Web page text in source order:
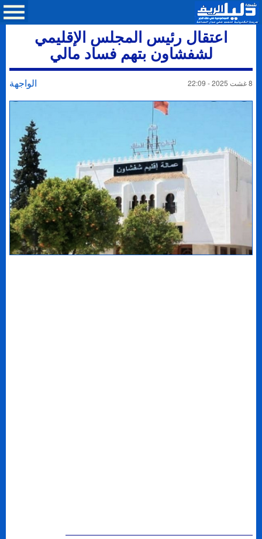
اعتقال رئيس المجلس الإقليمي
لشفشاون بتهم فساد مالي
الواجهة 8 غشت 2025 - 22:09